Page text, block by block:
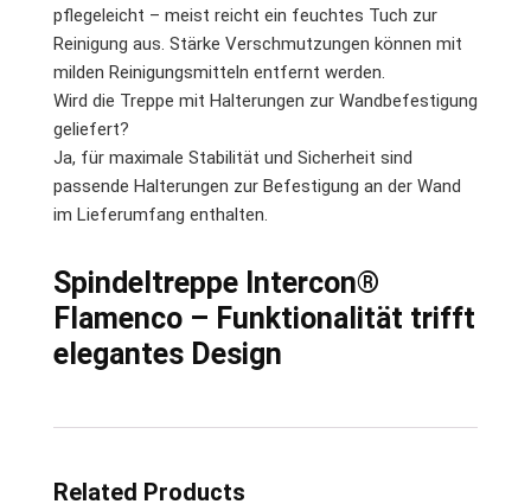
pflegeleicht – meist reicht ein feuchtes Tuch zur
Reinigung aus. Stärke Verschmutzungen können mit
milden Reinigungsmitteln entfernt werden.
Wird die Treppe mit Halterungen zur Wandbefestigung
geliefert?
Ja, für maximale Stabilität und Sicherheit sind
passende Halterungen zur Befestigung an der Wand
im Lieferumfang enthalten.
Spindeltreppe Intercon®
Flamenco – Funktionalität trifft
elegantes Design
Related Products